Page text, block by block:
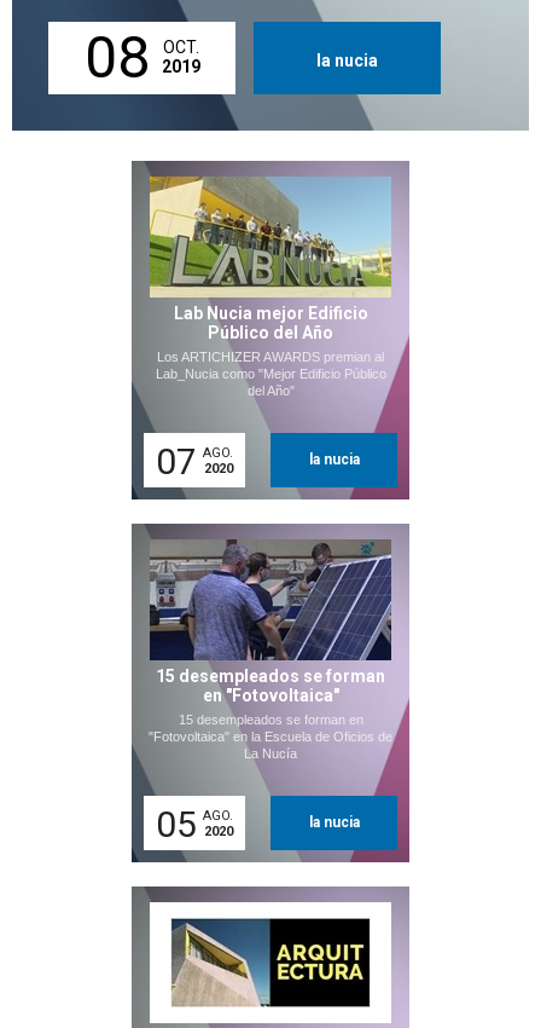
08
OCT.
2019
la nucia
Lab Nucia mejor Edificio
Público del Año
Los ARTICHIZER AWARDS premian al
Lab_Nucia como "Mejor Edificio Público
del Año"
07 AGO.
2020
la nucia
15 desempleados se forman
en "Fotovoltaica"
15 desempleados se forman en
"Fotovoltaica" en la Escuela de Oficios de
La Nucía
05 AGO.
2020
la nucia